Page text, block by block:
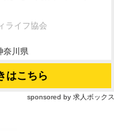
ライフ協会
奈川県
はこちら
sponsored by 求人ボックス